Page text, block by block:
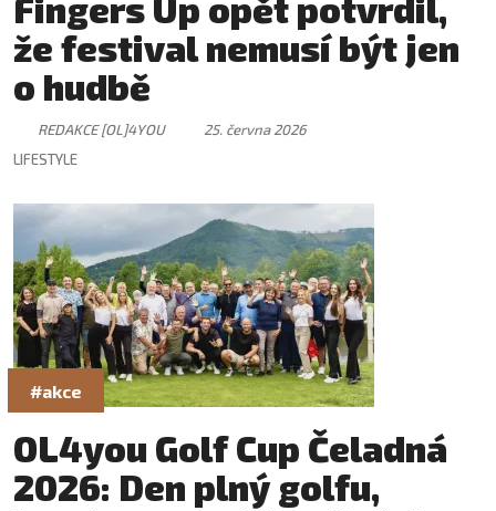
Fingers Up opět potvrdil,
že festival nemusí být jen
o hudbě
REDAKCE [OL]4YOU
25. června 2026
LIFESTYLE
#akce
OL4you Golf Cup Čeladná
2026: Den plný golfu,